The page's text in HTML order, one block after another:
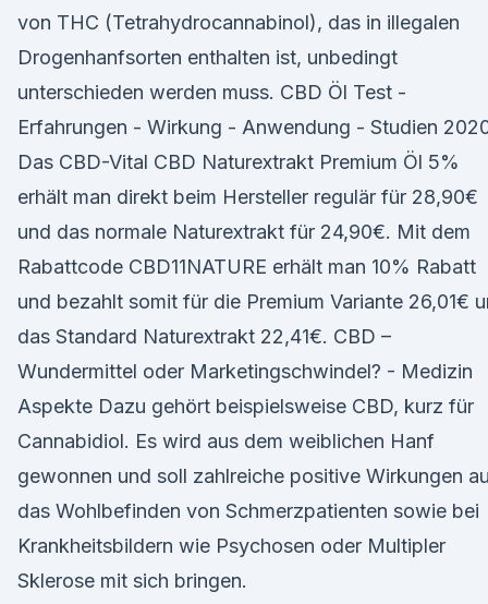
von THC (Tetrahydrocannabinol), das in illegalen
Drogenhanfsorten enthalten ist, unbedingt
unterschieden werden muss. CBD Öl Test -
Erfahrungen - Wirkung - Anwendung - Studien
Das CBD-Vital CBD Naturextrakt Premium Öl 5%
erhält man direkt beim Hersteller regulär für 28,90€
und das normale Naturextrakt für 24,90€. Mit dem
Rabattcode CBD11NATURE erhält man 10% Rabatt
und bezahlt somit für die Premium Variante 26,01€
das Standard Naturextrakt 22,41€. CBD –
Wundermittel oder Marketingschwindel? - Medizin
Aspekte Dazu gehört beispielsweise CBD, kurz für
Cannabidiol. Es wird aus dem weiblichen Hanf
gewonnen und soll zahlreiche positive Wirkungen
das Wohlbefinden von Schmerzpatienten sowie bei
Krankheitsbildern wie Psychosen oder Multipler
Sklerose mit sich bringen.